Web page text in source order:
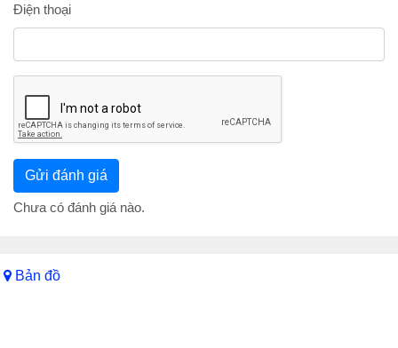
Điện thoại
Chưa có đánh giá nào.
Bản đồ